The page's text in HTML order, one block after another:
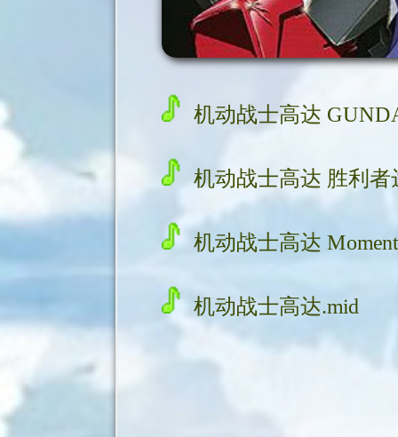
机动战士高达
机动战士高达 胜利者
机动战士高达
机动战士高达.mid